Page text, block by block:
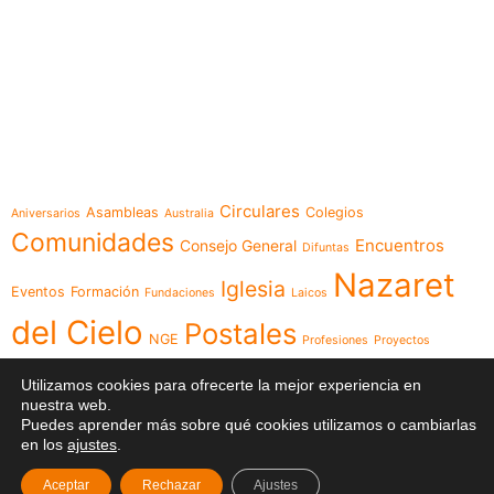
Aniversarios Asambleas Australia Circulares Colegios
Comunidades Consejo General Difuntas Encuentros
Eventos Formación Fundaciones Iglesia Laicos
Nazaret
del Cielo NGE Postales Profesiones Proyectos
Recursos Red Religiosas Reuniones Videos
VisitaVisita Canónica XXIII Capítulo
General
Utilizamos cookies para ofrecerte la mejor experiencia en
nuestra web.
Puedes aprender más sobre qué cookies utilizamos o cambiarlas
en los ajustes
Aceptar Rechazar Ajustes